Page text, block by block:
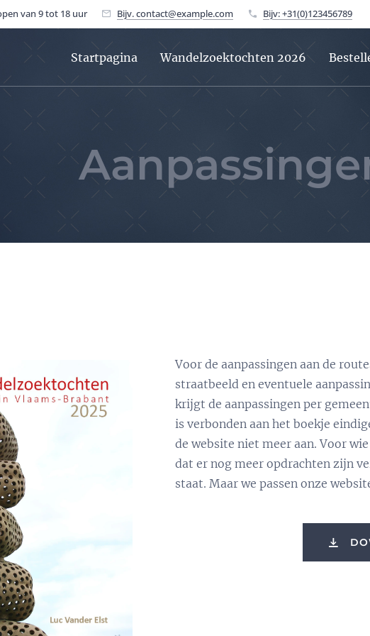
van 9 tot 18 uur Bijv. contact@example.com Bijv: +31(0)123456789
Startpagina Wandelzoektochten 2026
Voor de aanpassingen aan de
straatbeeld en eventuele
krijgt de aanpassingen per
is verbonden aan het boekje
de website niet meer aan. Voor
dat er nog meer opdrachten zijn
staat. Maar we passen onze